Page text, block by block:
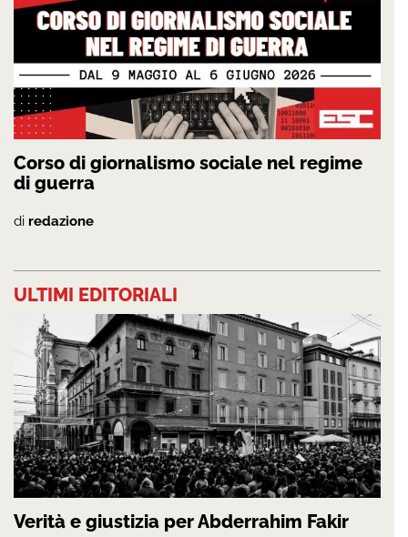
Corso di giornalismo sociale nel regime
di guerra
di redazione
ULTIMI EDITORIALI
Verità e giustizia per Abderrahim Fakir